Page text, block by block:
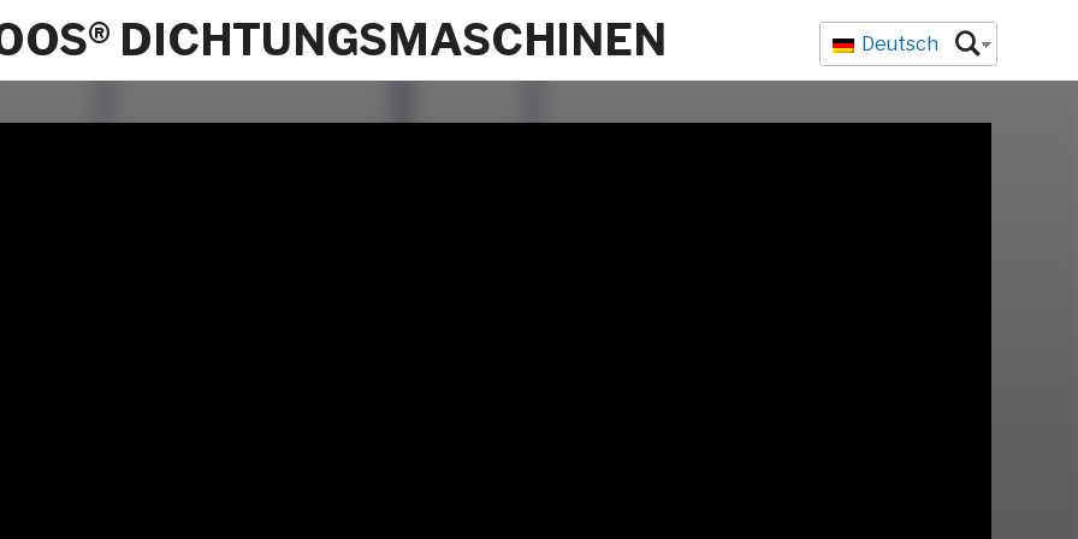
DICHTUNGSMASCHINEN Deutsch